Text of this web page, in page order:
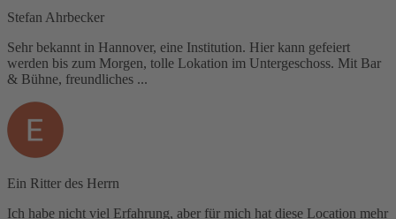
Stefan Ahrbecker
Sehr bekannt in Hannover, eine Institution. Hier kann gefeiert
werden bis zum Morgen, tolle Lokation im Untergeschoss. Mit Bar
& Bühne, freundliches ...
Ein Ritter des Herrn
Ich habe nicht viel Erfahrung, aber für mich hat diese Location mehr